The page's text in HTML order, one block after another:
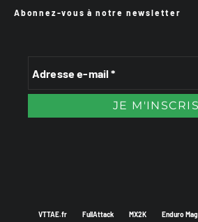
Abonnez-vous à notre newsletter
VTTAE.fr FullAttack MX2K Enduro Mag